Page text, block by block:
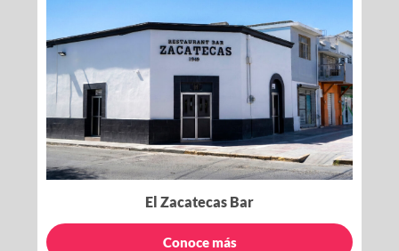
El Zacatecas Bar
Conoce más